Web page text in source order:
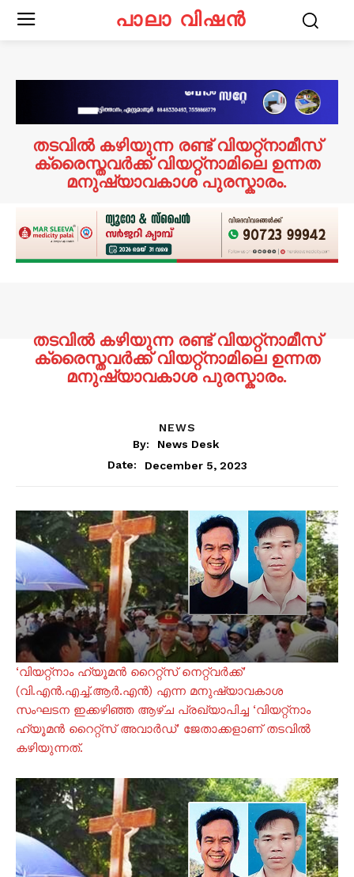
പാലാ വിഷൻ
തടവില്‍ കഴിയുന്ന രണ്ട് വിയറ്റ്‌നാമീസ്
ക്രൈസ്തവര്‍ക്ക് വിയറ്റ്‌നാമിലെ ഉന്നത
മനുഷ്യാവകാശ പുരസ്കാരം.
തടവില്‍ കഴിയുന്ന രണ്ട് വിയറ്റ്‌നാമീസ്
ക്രൈസ്തവര്‍ക്ക് വിയറ്റ്‌നാമിലെ ഉന്നത
മനുഷ്യാവകാശ പുരസ്കാരം.
NEWS
By:
News Desk
Date:
December 5, 2023
‘വിയറ്റ്‌നാം ഹ്യൂമന്‍ റൈറ്റ്സ് നെറ്റ്‌വര്‍ക്ക്’
(വി.എന്‍.എച്ച്.ആര്‍.എന്‍) എന്ന മനുഷ്യാവകാശ
സംഘടന ഇക്കഴിഞ്ഞ ആഴ്ച പ്രഖ്യാപിച്ച ‘വിയറ്റ്നാം
ഹ്യൂമന്‍ റൈറ്റ്സ് അവാര്‍ഡ്’ ജേതാക്കളാണ് തടവില്‍
കഴിയുന്നത്.